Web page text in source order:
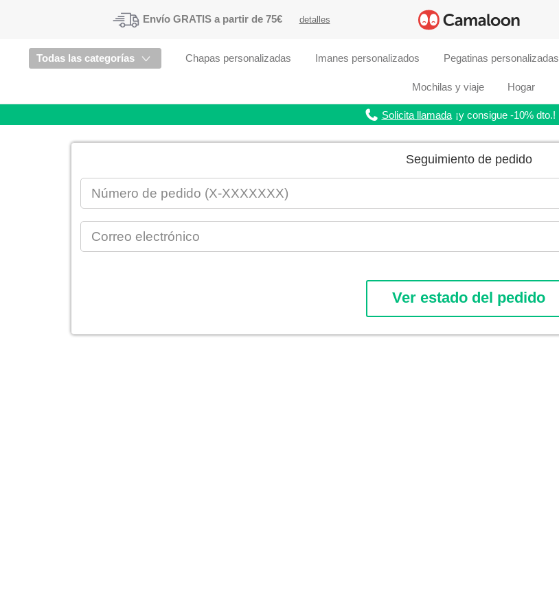
Envío GRATIS a partir de 75€ detalles
Todas las categorías Chapas personalizadas Imanes personalizados Pegatinas personalizadas
Mochilas y viaje Hogar
Solicita llamada ¡y consigue -10% dto.!
Seguimiento de pedido